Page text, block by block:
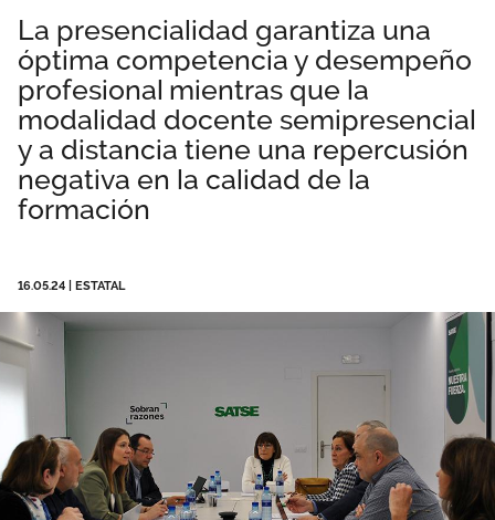
Sala de prensa
Perspectivas
Vídeos
Publicaciones
Área privada
Únete
La presencialidad garantiza una
óptima competencia y desempeño
profesional mientras que la
modalidad docente semipresencial
y a distancia tiene una repercusión
negativa en la calidad de la
formación
16.05.24 ESTATAL